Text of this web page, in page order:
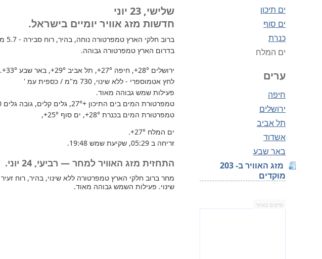
ים תיכון
ים סוף
כנרת
ים המלח
ערים
חיפה
ירושלים
תל אביב
אשדוד
באר שבע
מזג האוויר ב- 203
מוקדים
פרסום באתר
שלישי, 23 יוני
חדשות מזג אוויר יומיים בישראל.
ברוב חלקי הארץ טמפרטורה נוחה, בהיר, רוח סבירה - 5.7 מ"ש.
בדרום הארץ טמפרטורה גבוהה.
ירושלים +28°, חיפה +27°, תל אביב +29°, באר שבע +33°
.
לחץ אטמוספרי - ללא שינוי, 730 מ"מ / כספית עמ '
פעילות שמש גבוהה מאוד.
טמפרטורת המים בים התיכון +27°
, גלים קלים, גובה גלים 60-90 ס"מ
טמפרטורת המים בכנרת +28°, ים סוף +25°
,
ים המלח +27°
.
זריחה ב 05:29, שקיעת שמש 19:48.
התחזית מזג האוויר למחר — רביעי, 24 יוני.
שינוי. פעילות השמש גבוהה מאוד.